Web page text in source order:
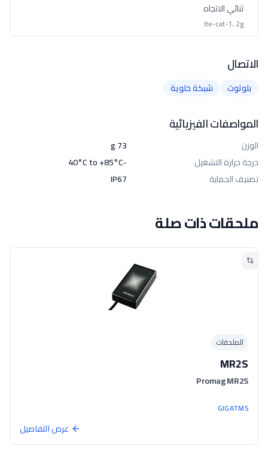
ثنائي الاتجاه
lte-cat-1, 2g
الاتصال
بلوتوث شبكة خلوية
المواصفات الفيزيائية
الوزن
73 g
درجة حرارة التشغيل
-40°C to +85°C
تصنيف الحماية
IP67
ملحقات ذات صلة
الملحقات
MR2S
Promag MR2S
GIGATMS
عرض التفاصيل